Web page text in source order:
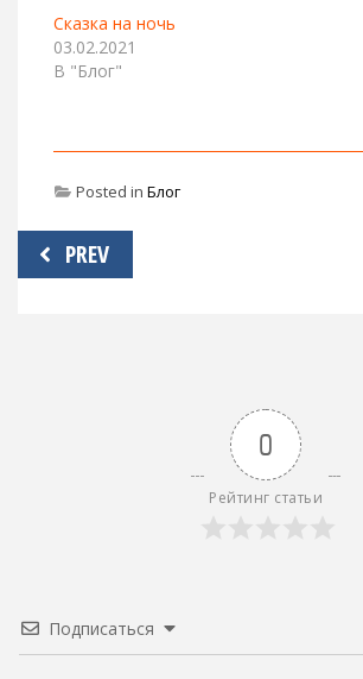
Сказка на ночь
03.02.2021
В "Блог"
Posted in Блог
Навигация
по
PREV
0
Рейтинг статьи
Подписаться